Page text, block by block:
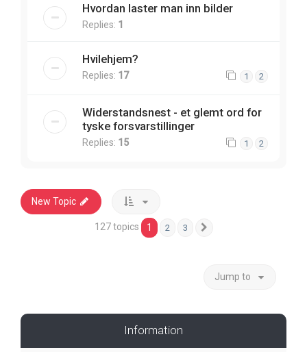
Hvordan laster man inn bilder
Replies: 1
Hvilehjem?
Replies: 17 1 2
Widerstandsnest - et glemt ord for
tyske forsvarstillinger
Replies: 15 1 2
New Topic
127 topics 1 2 3
Jump to
Information